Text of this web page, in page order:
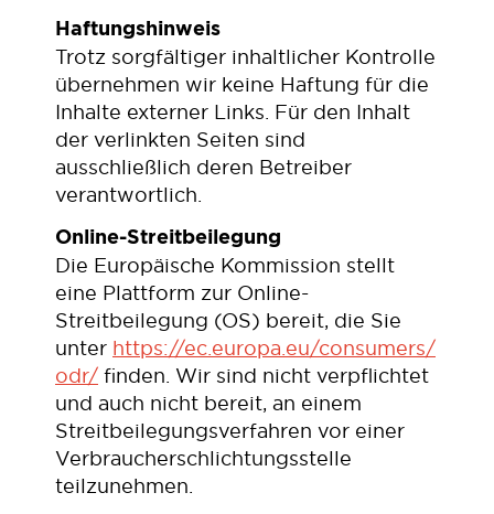
Haftungshinweis
Trotz sorgfältiger inhaltlicher Kontrolle
übernehmen wir keine Haftung für die
Inhalte externer Links. Für den Inhalt
der verlinkten Seiten sind
ausschließlich deren Betreiber
verantwortlich.
Online-Streitbeilegung
Die Europäische Kommission stellt
eine Plattform zur Online-
Streitbeilegung (OS) bereit, die Sie
unter https://ec.europa.eu/consumers/
odr/ finden. Wir sind nicht verpflichtet
und auch nicht bereit, an einem
Streitbeilegungsverfahren vor einer
Verbraucherschlichtungsstelle
teilzunehmen.